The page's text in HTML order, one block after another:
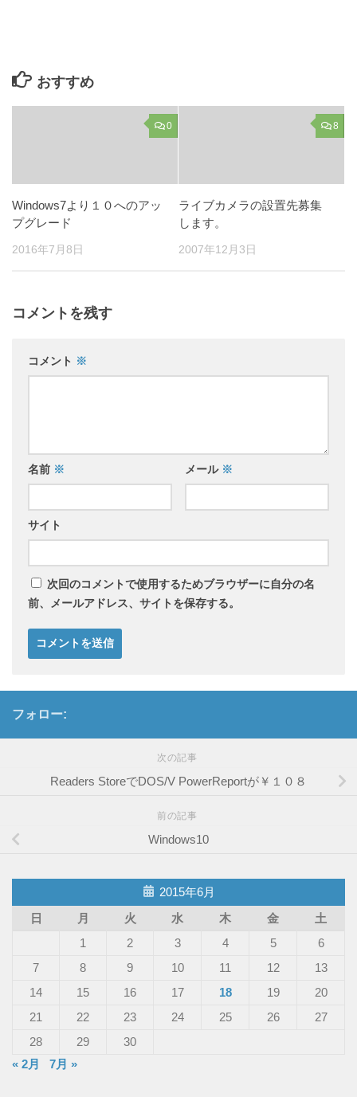
おすすめ
0
Windows7より１０へのアッ
プグレード
2016年7月8日
8
ライブカメラの設置先募集
します。
2007年12月3日
コメントを残す
コメント ※
名前 ※ メール ※
サイト
次回のコメントで使用するためブラウザーに自分の名
前、メールアドレス、サイトを保存する。
フォロー:
次の記事
Readers StoreでDOS/V PowerReportが￥１０８
前の記事
Windows10
2015年6月
日
月 火 水 木 金
土
1
2 3 4 5
6
7
8 9 10 11 12
13
14
15 16 17 18 19
20
21
22 23 24 25 26
27
28
29
30
« 2月
7月 »